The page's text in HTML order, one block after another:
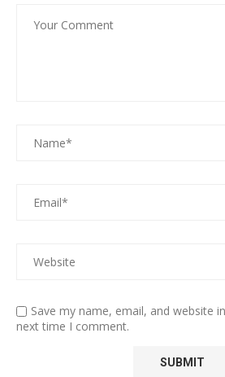
Save my name, email, and website
next time I comment.